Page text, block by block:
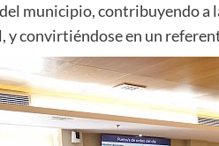
municipio, contribuyendo
y convirtiéndose en un